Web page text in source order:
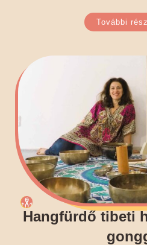
További
Hangfürdő tibeti